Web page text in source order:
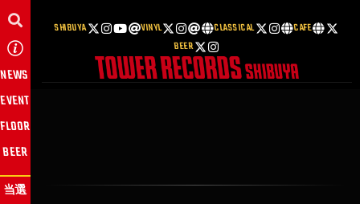
SHIBUYA VINYL CLASSICAL
CAFE
BEER
NEWS
EVENT
当選
FLOOR
BEER